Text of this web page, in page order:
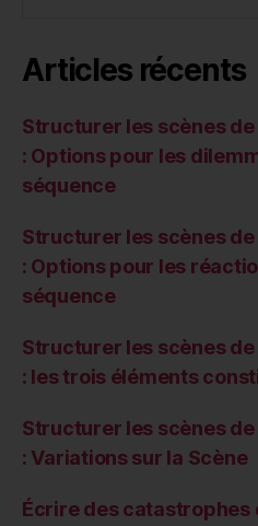
Articles récents
Structurer les scènes
: Options pour les
séquence
Structurer les scènes
: Options pour les
séquence
Structurer les scènes
: les trois éléments
Structurer les scènes
: Variations sur la Scène
Écrire des catastrophes